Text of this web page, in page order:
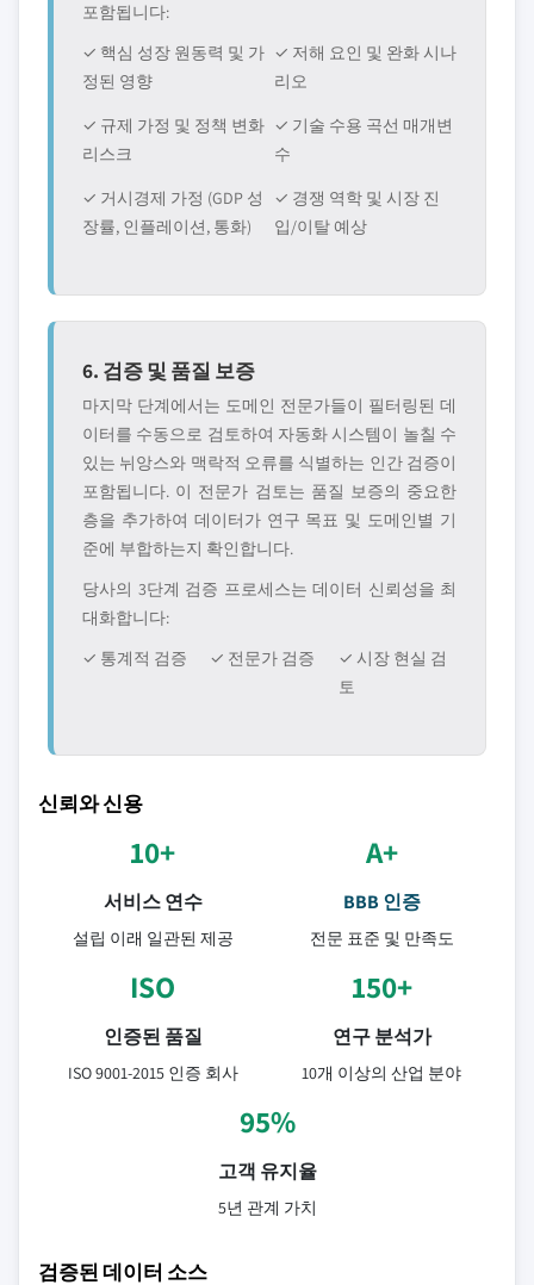
포함됩니다:
✓ 핵심 성장 원동력 및 가
정된 영향
✓ 저해 요인 및 완화 시나
리오
✓ 규제 가정 및 정책 변화
리스크
✓ 기술 수용 곡선 매개변
수
✓ 거시경제 가정 (GDP 성
장률, 인플레이션, 통화)
✓ 경쟁 역학 및 시장 진
입/이탈 예상
6. 검증 및 품질 보증
마지막 단계에서는 도메인 전문가들이 필터링된 데
이터를 수동으로 검토하여 자동화 시스템이 놀칠 수
있는 뉘앙스와 맥락적 오류를 식별하는 인간 검증이
포함됩니다. 이 전문가 검토는 품질 보증의 중요한
층을 추가하여 데이터가 연구 목표 및 도메인별 기
준에 부합하는지 확인합니다.
당사의 3단계 검증 프로세스는 데이터 신뢰성을 최
대화합니다:
✓ 통계적 검증
✓ 전문가 검증
✓ 시장 현실 검
토
신뢰와 신용
10+
서비스 연수
설립 이래 일관된 제공
A+
BBB 인증
전문 표준 및 만족도
ISO
인증된 품질
ISO 9001-2015 인증 회사
150+
연구 분석가
10개 이상의 산업 분야
95%
고객 유지율
5년 관계 가치
검증된 데이터 소스